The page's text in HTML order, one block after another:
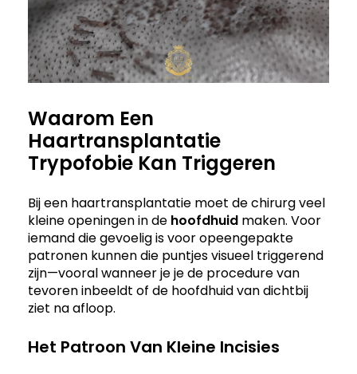
Waarom Een
Haartransplantatie
Trypofobie Kan Triggeren
Bij een haartransplantatie moet de chirurg veel
kleine openingen in de hoofdhuid maken. Voor
iemand die gevoelig is voor opeengepakte
patronen kunnen die puntjes visueel triggerend
zijn—vooral wanneer je je de procedure van
tevoren inbeeldt of de hoofdhuid van dichtbij
ziet na afloop.
Het Patroon Van Kleine Incisies